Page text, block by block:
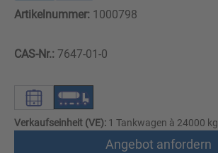
Artikelnummer: 1000798
CAS-Nr.: 7647-01-0
Verkaufseinheit (VE): 1 Tankwagen à 24000 kg
Angebot anfordern